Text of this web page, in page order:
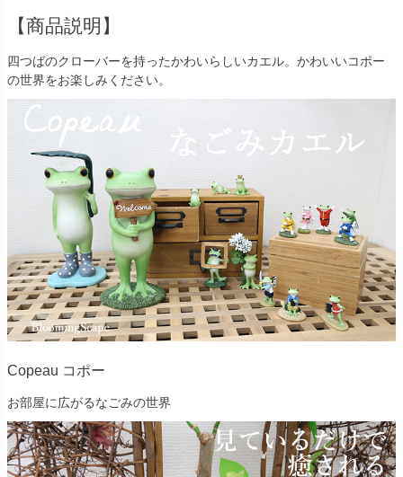
【商品説明】
四つばのクローバーを持ったかわいらしいカエル。かわいいコポー
の世界をお楽しみください。
Copeau コポー
お部屋に広がるなごみの世界